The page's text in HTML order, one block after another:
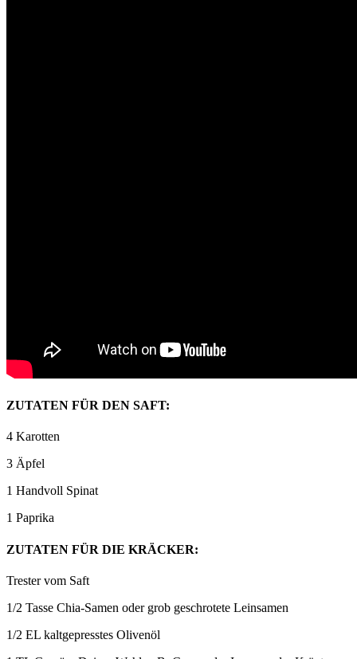
ZUTATEN FÜR DEN SAFT:
4 Karotten
3 Äpfel
1 Handvoll Spinat
1 Paprika
ZUTATEN FÜR DIE KRÄCKER:
Trester vom Saft
1/2 Tasse Chia-Samen oder grob geschrotete Leinsamen
1/2 EL kaltgepresstes Olivenöl